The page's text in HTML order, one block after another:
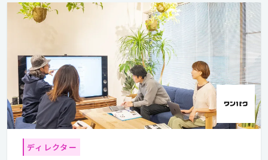
しています。
ディレクター